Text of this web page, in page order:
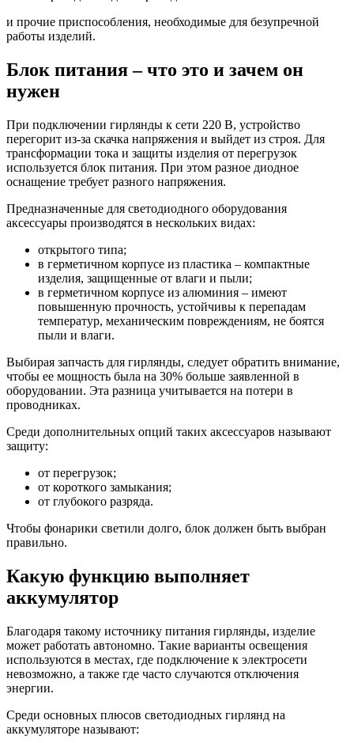
и прочие приспособления, необходимые для безупречной
работы изделий.
Блок питания – что это и зачем он
нужен
При подключении гирлянды к сети 220 В, устройство
перегорит из-за скачка напряжения и выйдет из строя. Для
трансформации тока и защиты изделия от перегрузок
используется блок питания. При этом разное диодное
оснащение требует разного напряжения.
Предназначенные для светодиодного оборудования
аксессуары производятся в нескольких видах:
открытого типа;
в герметичном корпусе из пластика – компактные
изделия, защищенные от влаги и пыли;
в герметичном корпусе из алюминия – имеют
повышенную прочность, устойчивы к перепадам
температур, механическим повреждениям, не боятся
пыли и влаги.
Выбирая запчасть для гирлянды, следует обратить внимание,
чтобы ее мощность была на 30% больше заявленной в
оборудовании. Эта разница учитывается на потери в
проводниках.
Среди дополнительных опций таких аксессуаров называют
защиту:
от перегрузок;
от короткого замыкания;
от глубокого разряда.
Чтобы фонарики светили долго, блок должен быть выбран
правильно.
Какую функцию выполняет
аккумулятор
Благодаря такому источнику питания гирлянды, изделие
может работать автономно. Такие варианты освещения
используются в местах, где подключение к электросети
невозможно, а также где часто случаются отключения
энергии.
Среди основных плюсов светодиодных гирлянд на
аккумуляторе называют: